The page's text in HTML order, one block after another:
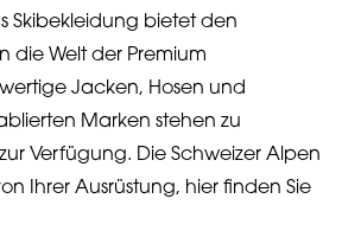
Skibekleidung bietet den
die Welt der Premium
Jacken, Hosen und
Marken stehen zu
Verfügung. Die Schweizer Alpen
Ihrer Ausrüstung, hier finden Sie